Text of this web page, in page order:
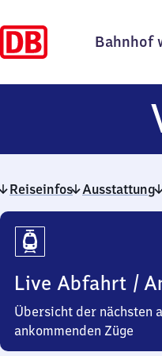
Bahnhof
Reiseinfos Ausstattung
Reiseinfos
Live Abfahrt /
Übersicht der nächsten
ankommenden Züge